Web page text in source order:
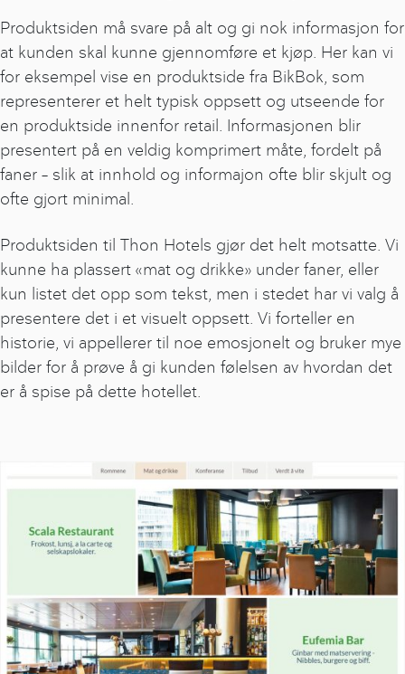
Produktsiden må svare på alt og gi nok informasjon for
at kunden skal kunne gjennomføre et kjøp. Her kan vi
for eksempel vise en produktside fra BikBok, som
representerer et helt typisk oppsett og utseende for
en produktside innenfor retail. Informasjonen blir
presentert på en veldig komprimert måte, fordelt på
faner – slik at innhold og informajon ofte blir skjult og
ofte gjort minimal.
Produktsiden til Thon Hotels gjør det helt motsatte. Vi
kunne ha plassert «mat og drikke» under faner, eller
kun listet det opp som tekst, men i stedet har vi valg å
presentere det i et visuelt oppsett. Vi forteller en
historie, vi appellerer til noe emosjonelt og bruker mye
bilder for å prøve å gi kunden følelsen av hvordan det
er å spise på dette hotellet.